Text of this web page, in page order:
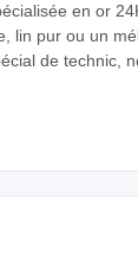
en or
lin pur ou un
de technic,